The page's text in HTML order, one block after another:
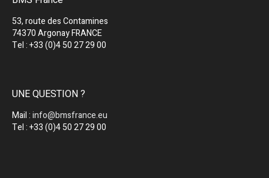
53, route des Contamines
74370 Argonay FRANCE
Tel : +33 (0)4 50 27 29 00
UNE QUESTION ?
Mail :info@bmsfrance.eu
Tel : +33 (0)4 50 27 29 00